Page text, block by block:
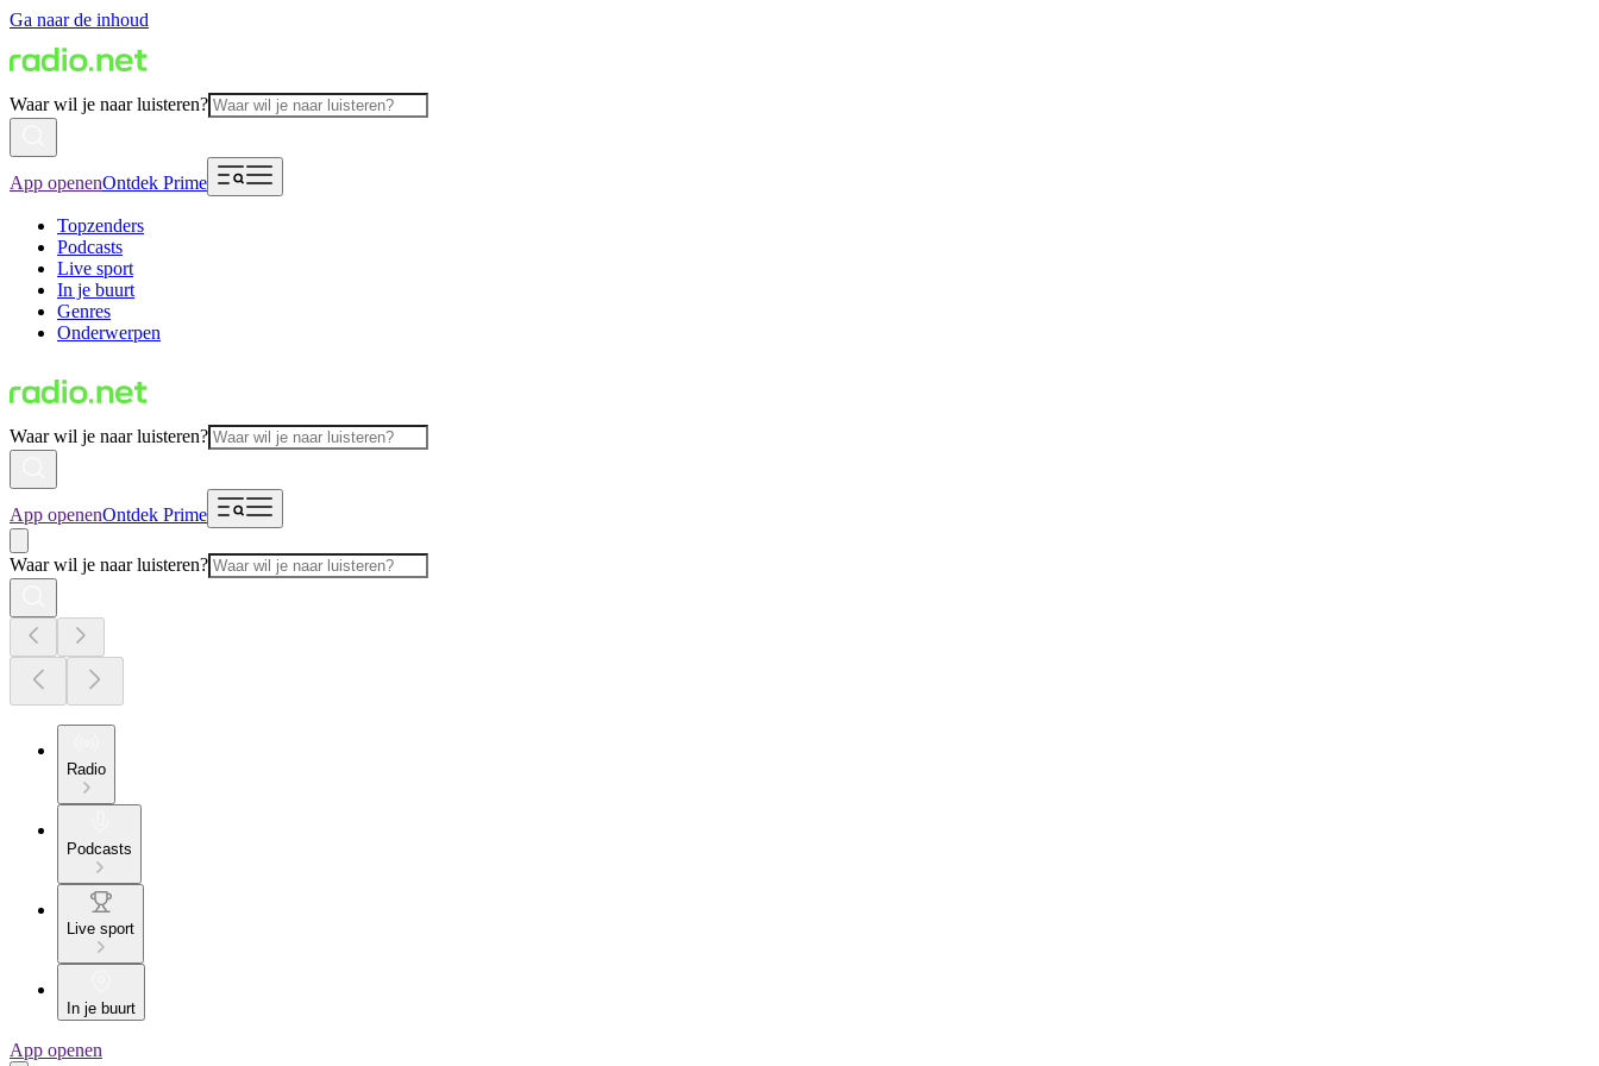
Ga naar de inhoud
Waar wil je naar luisteren?
App openenOntdek Prime
Topzenders
Podcasts
Live sport
In je buurt
Genres
Onderwerpen
Waar wil je naar luisteren?
App openenOntdek Prime
Waar wil je naar luisteren?
Radio
Podcasts
Live sport
In je buurt
App openen